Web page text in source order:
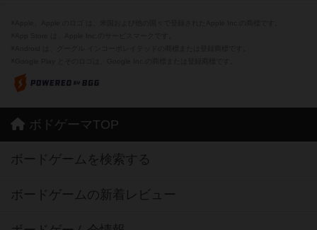
ボドゲーマTOP
ボードゲームを検索する
ボードゲームの新着レビュー